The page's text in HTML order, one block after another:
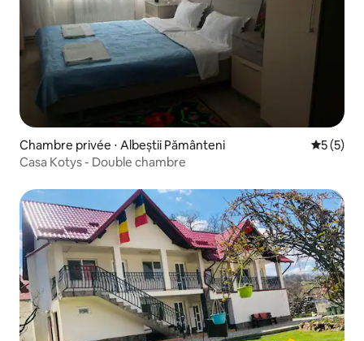
Chambre privée ⋅ Albeștii Pământeni
5 (5)
Casa Kotys - Double chambre